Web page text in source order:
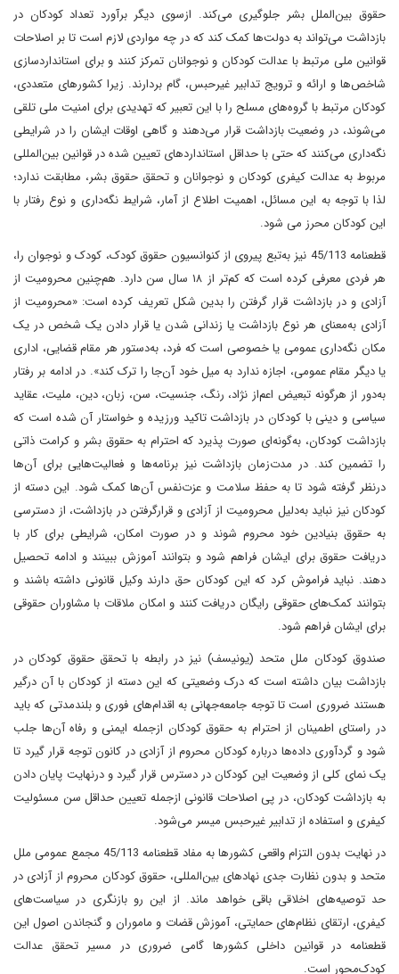
حقوق بین‌الملل بشر جلوگیری می‌کند. ازسوی دیگر برآورد تعداد کودکان در
بازداشت می‌تواند به دولت‌ها کمک کند که در چه مواردی لازم است تا بر اصلاحات
قوانین ملی مرتبط با عدالت کودکان و نوجوانان تمرکز کنند و برای استانداردسازی
شاخص‌ها و ارائه و ترویج تدابیر غیرحبس، گام بردارند. زیرا کشورهای متعددی،
کودکان مرتبط با گروه‌های مسلح را با این تعبیر که تهدیدی برای امنیت ملی تلقی
می‌شوند، در وضعیت بازداشت قرار می‌دهند و گاهی اوقات ایشان را در شرایطی
نگه‌داری می‌کنند که حتی با حداقل استانداردهای تعیین شده در قوانین بین‌المللی
مربوط به عدالت کیفری کودکان و نوجوانان و تحقق حقوق بشر، مطابقت ندارد؛
لذا با توجه به این مسائل، اهمیت اطلاع از آمار، شرایط نگه‌داری و نوع رفتار با
این کودکان محرز می شود.
قطعنامه 45/113 نیز به‌تبع پیروی از کنوانسیون حقوق کودک، کودک و نوجوان را،
هر فردی معرفی کرده است که کم‌تر از ۱۸ سال سن دارد. هم‌چنین محرومیت از
آزادی و در بازداشت قرار گرفتن را بدین شکل تعریف کرده است: «محرومیت از
آزادی به‌معنای هر نوع بازداشت یا زندانی شدن یا قرار دادن یک شخص در یک
مکان نگه‌داری عمومی یا خصوصی است که فرد، به‌دستور هر مقام قضایی، اداری
یا دیگر مقام عمومی، اجازه ندارد به میل خود آن‌جا را ترک کند». در ادامه بر رفتار
به‌دور از هرگونه تبعیض اعم‌از نژاد، رنگ، جنسیت، سن، زبان، دین، ملیت، عقاید
سیاسی و دینی با کودکان در بازداشت تاکید ورزیده و خواستار آن شده است که
بازداشت کودکان، به‌گونه‌ای صورت پذیرد که احترام به حقوق بشر و کرامت ذاتی
را تضمین کند. در مدت‌زمان بازداشت نیز برنامه‌ها و فعالیت‌هایی برای آن‌ها
درنظر گرفته شود تا به حفظ سلامت و عزت‌نفس آن‌ها کمک شود. این دسته از
کودکان نیز نباید به‌دلیل محرومیت از آزادی و قرارگرفتن در بازداشت، از دسترسی
به حقوق بنیادین خود محروم شوند و در صورت امکان، شرایطی برای کار با
دریافت حقوق برای ایشان فراهم شود و بتوانند آموزش ببینند و ادامه تحصیل
دهند. نباید فراموش کرد که این کودکان حق دارند وکیل قانونی داشته باشند و
بتوانند کمک‌های حقوقی رایگان دریافت کنند و امکان ملاقات با مشاوران حقوقی
برای ایشان فراهم شود.
صندوق کودکان ملل متحد (یونیسف) نیز در رابطه با تحقق حقوق کودکان در
بازداشت بیان داشته است که درک وضعیتی که این دسته از کودکان با آن درگیر
هستند ضروری است تا توجه جامعه‌جهانی به اقدام‌های فوری و بلندمدتی که باید
در راستای اطمینان از احترام به حقوق کودکان ازجمله ایمنی و رفاه آن‌ها جلب
شود و گردآوری داده‌ها درباره کودکان محروم از آزادی در کانون توجه قرار گیرد تا
یک نمای کلی از وضعیت این کودکان در دسترس قرار گیرد و درنهایت پایان دادن
به بازداشت کودکان، در پی اصلاحات قانونی ازجمله تعیین حداقل سن مسئولیت
کیفری و استفاده از تدابیر غیرحبس میسر می‌شود.
در نهایت بدون التزام واقعی کشورها به مفاد قطعنامه 45/113 مجمع عمومی ملل
متحد و بدون نظارت جدی نهادهای بین‌المللی، حقوق کودکان محروم از آزادی در
حد توصیه‌های اخلاقی باقی خواهد ماند. از این رو بازنگری در سیاست‌های
کیفری، ارتقای نظام‌های حمایتی، آموزش قضات و ماموران و گنجاندن اصول این
قطعنامه در قوانین داخلی کشورها گامی ضروری در مسیر تحقق عدالت
کودک‌محور است.